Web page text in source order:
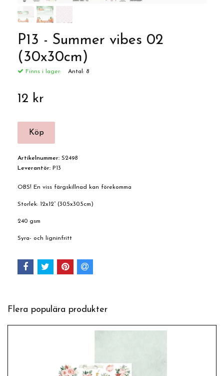
P13 - Summer vibes 02
(30x30cm)
Finns i lager: Antal: 8
12 kr
Artikelnummer: S2498
Leverantör: P13
OBS! En viss färgskillnad kan förekomma
Storlek: 12x12” (30.5x30.5cm)
240 gsm
Syra- och ligninfritt
Flera populära produkter